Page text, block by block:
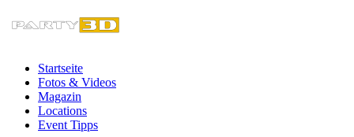
Inhalt
Startseite
Fotos & Videos
Magazin
Locations
Event Tipps